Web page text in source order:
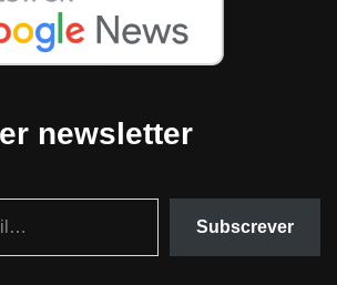
newsletter
Subscrever